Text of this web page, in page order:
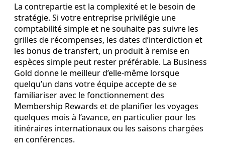
La contrepartie est la complexité et le besoin de
stratégie. Si votre entreprise privilégie une
comptabilité simple et ne souhaite pas suivre les
grilles de récompenses, les dates d’interdiction et
les bonus de transfert, un produit à remise en
espèces simple peut rester préférable. La Business
Gold donne le meilleur d’elle‑même lorsque
quelqu’un dans votre équipe accepte de se
familiariser avec le fonctionnement des
Membership Rewards et de planifier les voyages
quelques mois à l’avance, en particulier pour les
itinéraires internationaux ou les saisons chargées
en conférences.